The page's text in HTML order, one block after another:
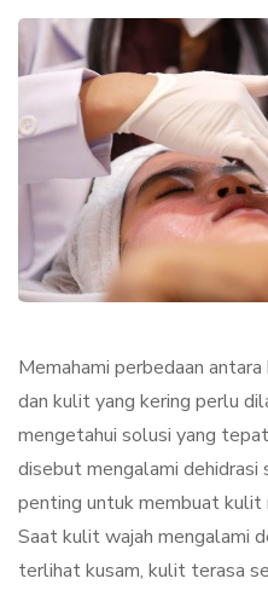
Memahami perbedaan
dan kulit yang kering perlu
mengetahui solusi yang
disebut mengalami dehidrasi
penting untuk membuat kulit
Saat kulit wajah mengalami
terlihat kusam, kulit terasa